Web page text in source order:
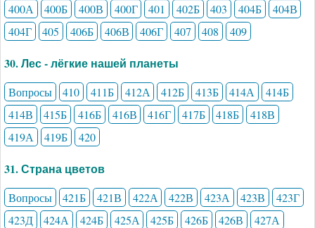
400А
400Б 400В 400Г 401 402Б 403 404Б
404В
404Г
405 406Б 406В 406Г 407 408 409
30. Лес - лёгкие нашей планеты
Вопросы 410 411Б 412А 412Б 413Б 414А
414Б
414В
415Б 416Б 416В 416Г 417Б 418Б
418В
419А
419Б 420
31. Страна цветов
Вопросы 421Б 421В 422А 422В 423А 423В
423Г
423Д
424А 424Б 425А 425Б 426Б 426В
427А